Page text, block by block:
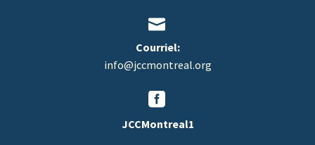


Courriel:
info@jccmontreal.org


JCCMontreal1